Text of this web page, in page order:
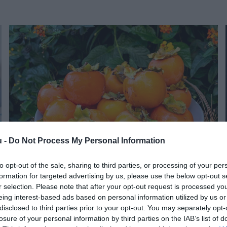
- Do Not Process My Personal Information
opt-out of the sale, sharing to third parties, or processing of your
for targeted advertising by us, please use the below opt-out
selection. Please note that after your opt-out request is processed
interest-based ads based on personal information utilized by us
to third parties prior to your opt-out. You may separately
of your personal information by third parties on the IAB’s list of
ÜZLET
Ékezettel vagy nélküle, jó pénz lehet a kákiban
Magyarul datolyaszilvának, hurmának vagy kákinak,
khákiszilvának is nevezik, de a latin elnevezésében nincs ékezet